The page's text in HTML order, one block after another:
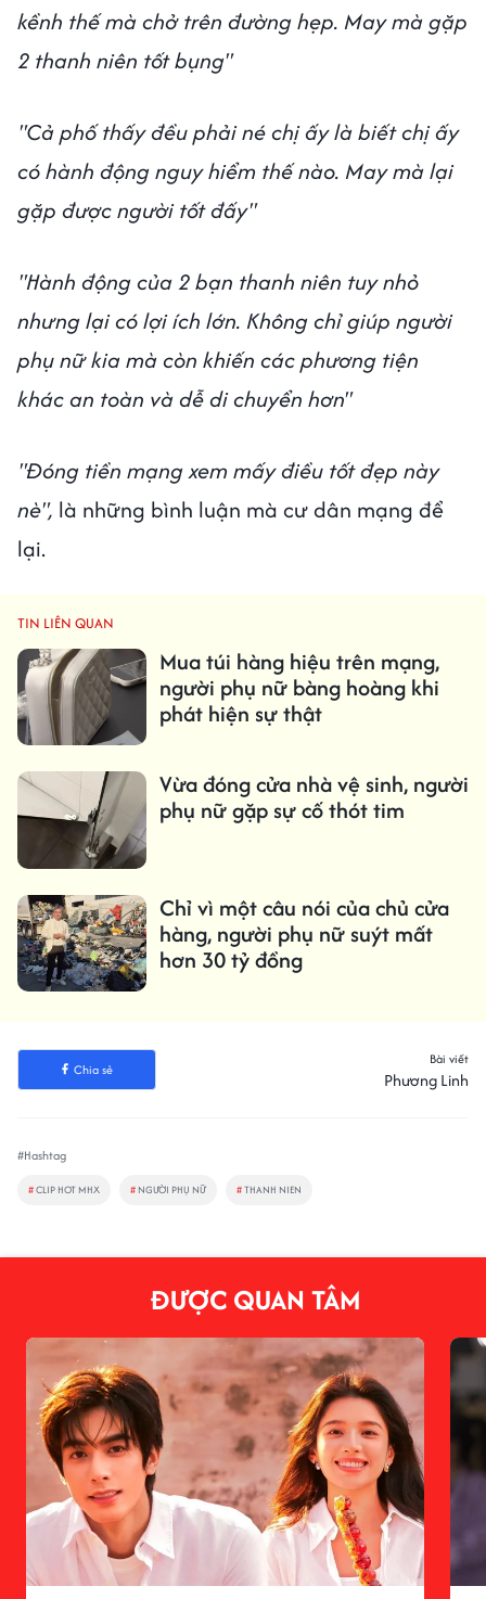
kềnh thế mà chở trên đường hẹp. May mà gặp
2 thanh niên tốt bụng"
"Cả phố thấy đều phải né chị ấy là biết chị ấy
có hành động nguy hiểm thế nào. May mà lại
gặp được người tốt đấy"
"Hành động của 2 bạn thanh niên tuy nhỏ
nhưng lại có lợi ích lớn. Không chỉ giúp người
phụ nữ kia mà còn khiến các phương tiện
khác an toàn và dễ di chuyển hơn"
"Đóng tiền mạng xem mấy điều tốt đẹp này
nè", là những bình luận mà cư dân mạng để
lại.
TIN LIÊN QUAN
Mua túi hàng hiệu trên mạng,
người phụ nữ bàng hoàng khi
phát hiện sự thật
Vừa đóng cửa nhà vệ sinh, người
phụ nữ gặp sự cố thót tim
Chỉ vì một câu nói của chủ cửa
hàng, người phụ nữ suýt mất
hơn 30 tỷ đồng
Chia sẻ
Bài viết
Phương Linh
#Hashtag
#CLIP HOT MHX # NGƯỜI PHỤ NỮ #THANH NIEN
ĐƯỢC QUAN TÂM